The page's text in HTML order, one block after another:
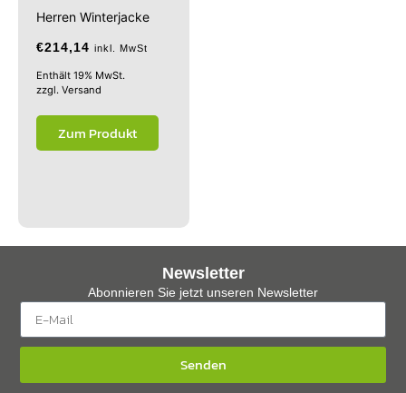
Herren Winterjacke
€214,14 inkl. MwSt
Enthält 19% MwSt.
zzgl. Versand
Zum Produkt
Newsletter
Abonnieren Sie jetzt unseren Newsletter
Senden